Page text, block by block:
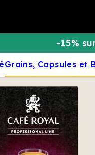
-15%
Grains, Capsules et